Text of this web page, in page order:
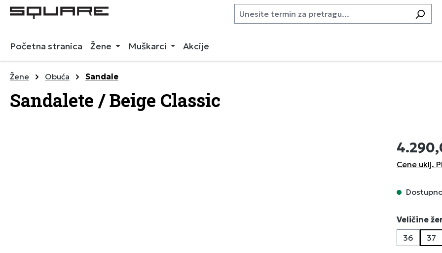
Preskoči na glavnu navigaciju
Početna stranica Žene Muškarci Akcije
Žene Obuća Sandale
Sandalete / Beige Classic
Cene uklj.
Izaberi
Veličine
36
37